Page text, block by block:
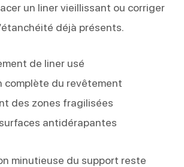
un liner vieillissant ou corriger
déjà présents.
de liner usé
complète du revêtement
des zones fragilisées
antidérapantes
minutieuse du support reste